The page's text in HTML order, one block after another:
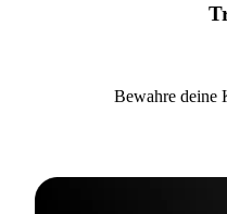
Bewahre deine